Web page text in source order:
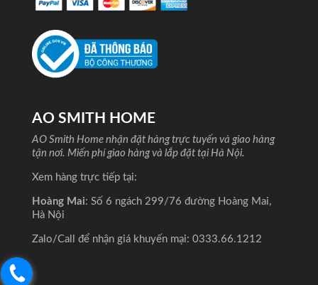
AO SMITH HOME
AO Smith Home nhận đặt hàng trực tuyến và giao hàng
tận nơi. Miến phí giao hàng và lắp đặt tại Hà Nội.
Xem hàng trực tiếp tại:
Hoàng Mai: Số 6 ngách 299/76 đường Hoàng Mai,
Hà Nội
Zalo/Call để nhận giá khuyến mại: 0333.66.1212